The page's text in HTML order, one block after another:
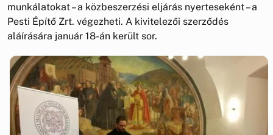
munkálatokat – a közbeszerzési eljárás nyerteseként – a
Pesti Építő Zrt. végezheti. A kivitelezői szerződés
aláírására január 18-án került sor.